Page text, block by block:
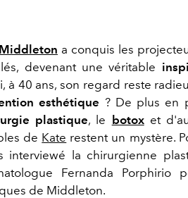
a conquis les
devenant une véritable
à 40 ans, son regard reste
esthétique ? De plus en
plastique, le botoxet
de Kate restent un mystère.
interviewé la chirurgienne
Fernanda Porphirio
de Middleton.